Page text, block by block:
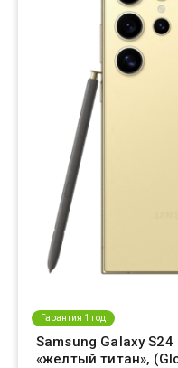
Гарантия 1 год
Samsung Galaxy
«желтый титан»,